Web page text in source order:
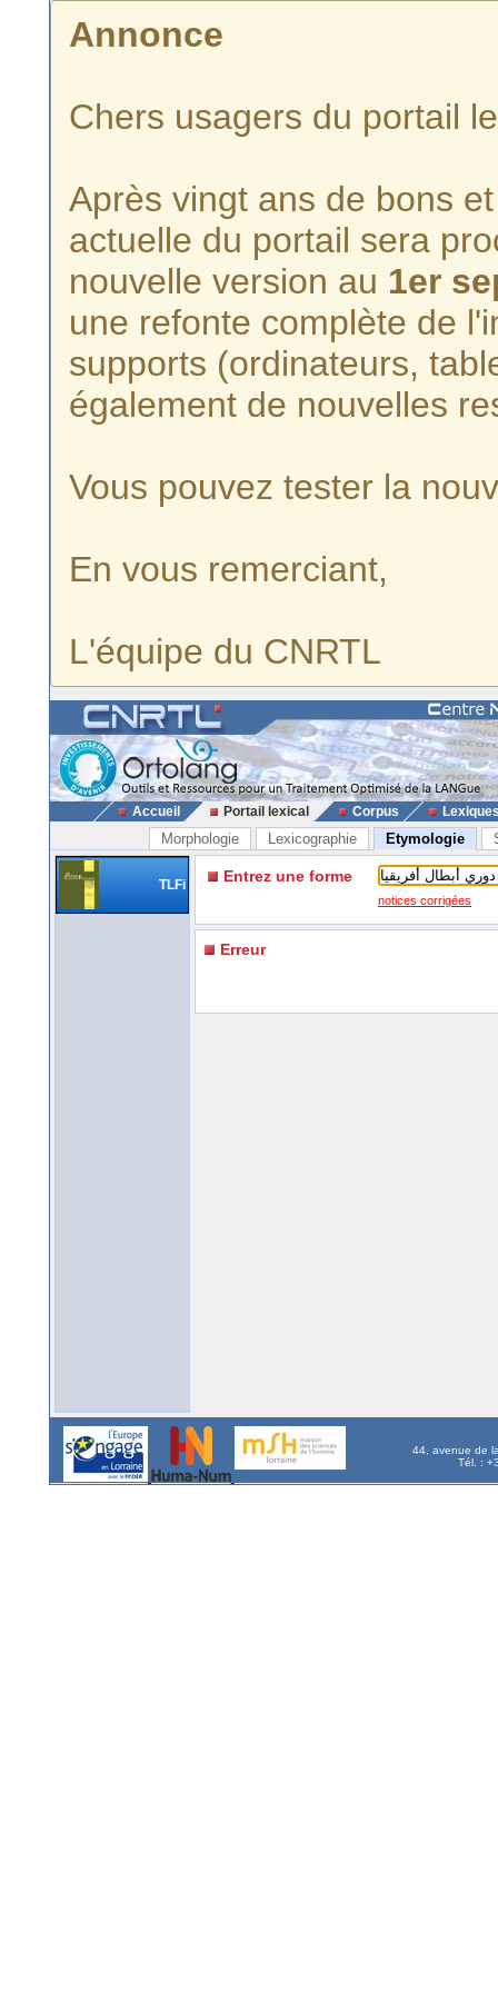
Annonce
Chers usagers du portail
Après vingt ans de bons
actuelle du portail sera
nouvelle version au 1er
une refonte complète de
supports (ordinateurs,
également de nouvelles
Vous pouvez tester la
En vous remerciant,
L'équipe du CNRTL
Accueil Portail lexical Corpus
Morphologie Lexicographie Etymologie
TLFi Entrez une forme
notices corrigées
Erreur
44, avenue de
Tél. :